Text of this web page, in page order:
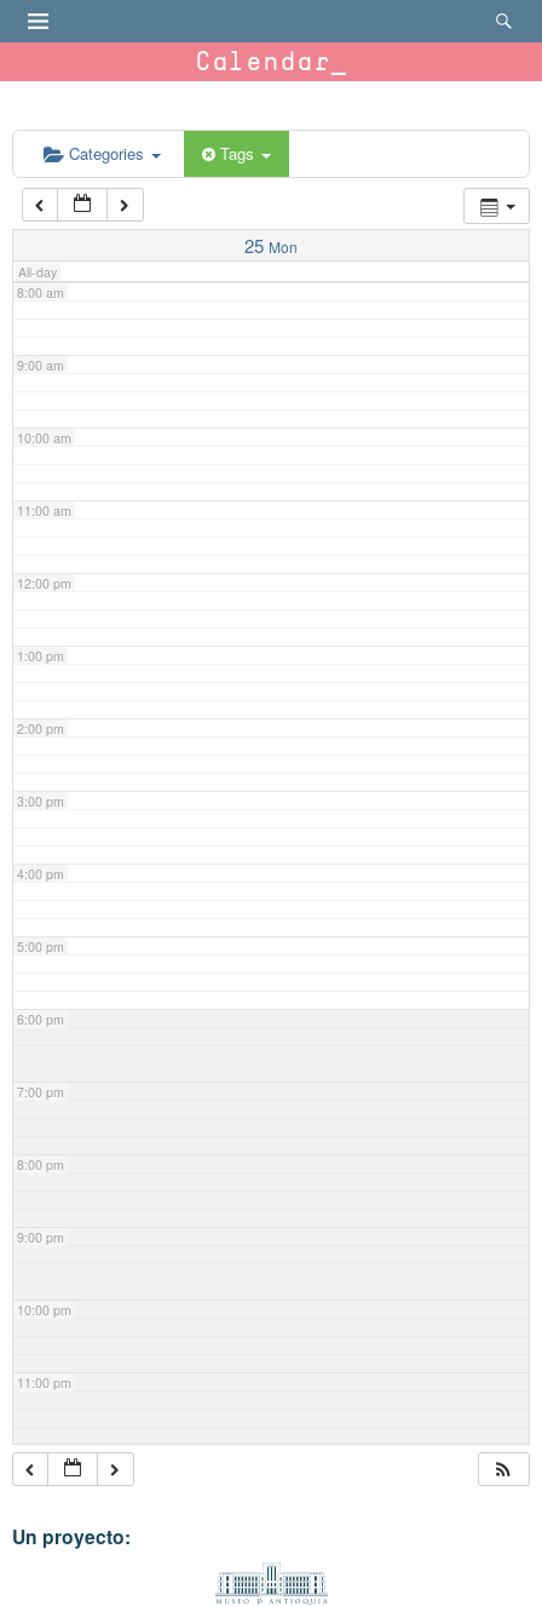
Calendar
Categories Tags
25 Mon
All-day
6:00 am
7:00 am
8:00 am
9:00 am
10:00 am
11:00 am
12:00 pm
1:00 pm
2:00 pm
3:00 pm
4:00 pm
5:00 pm
6:00 pm
7:00 pm
8:00 pm
9:00 pm
10:00 pm
11:00 pm
Un proyecto: